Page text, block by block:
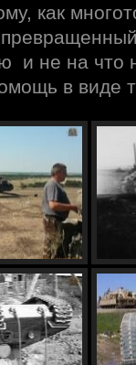
как
и не на что
в виде